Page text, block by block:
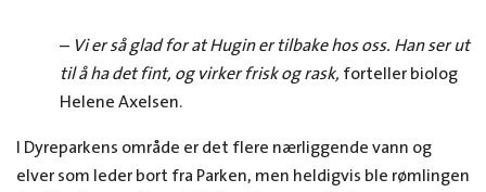
– Vi er så glad for at Hugin er tilbake hos oss. Han ser ut
til å ha det fint, og virker frisk og rask, forteller biolog
Helene Axelsen.
I Dyreparkens område er det flere nærliggende vann og
elver som leder bort fra Parken, men heldigvis ble rømlingen